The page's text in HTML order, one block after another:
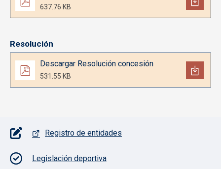
637.76 KB
Resolución
Documento
Descargar Resolución concesión
531.55 KB
Pie de página con iconos
Registro de entidades
Legislación deportiva